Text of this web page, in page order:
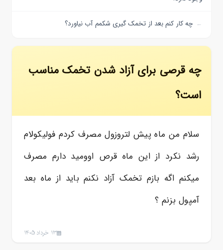
چه کار کنم بعد از تخمک گیری شکمم آب نیاورد؟
چه قرصی برای آزاد شدن تخمک مناسب
است؟
سلام من ماه پیش لتروزول مصرف کردم فولیکولام
رشد نکرد از این ماه قرص اوومید دارم مصرف
میکنم اگه بازم تخمک آزاد نکنم باید از ماه بعد
آمپول بزنم ؟
13 خرداد 1405